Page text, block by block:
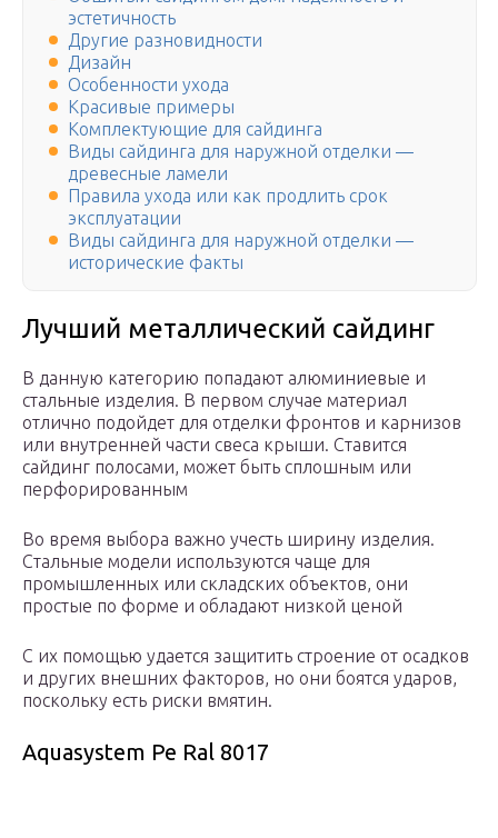
эстетичность
Другие разновидности
Дизайн
Особенности ухода
Красивые примеры
Комплектующие для сайдинга
Виды сайдинга для наружной отделки —
древесные ламели
Правила ухода или как продлить срок
эксплуатации
Виды сайдинга для наружной отделки —
исторические факты
Лучший металлический сайдинг
В данную категорию попадают алюминиевые и
стальные изделия. В первом случае материал
отлично подойдет для отделки фронтов и карнизов
или внутренней части свеса крыши. Ставится
сайдинг полосами, может быть сплошным или
перфорированным
Во время выбора важно учесть ширину изделия.
Стальные модели используются чаще для
промышленных или складских объектов, они
простые по форме и обладают низкой ценой
С их помощью удается защитить строение от осадков
и других внешних факторов, но они боятся ударов,
поскольку есть риски вмятин.
Aquasystem Pe Ral 8017